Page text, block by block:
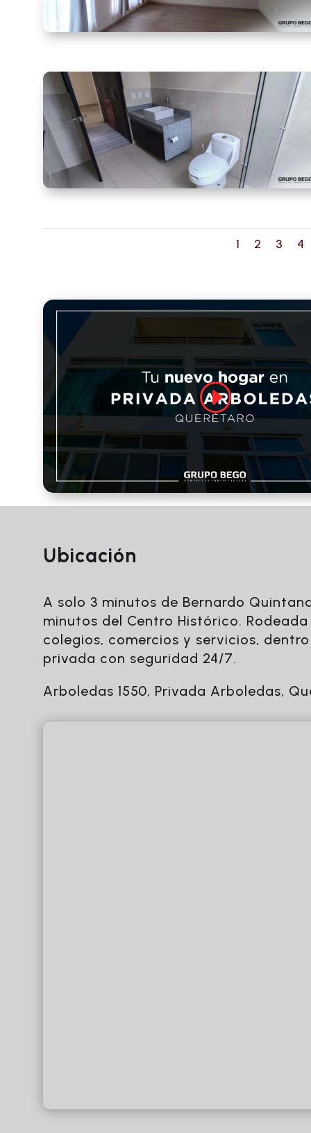
1 2 3 4
Ubicación
A solo 3 minutos de Bernardo
minutos del Centro Histórico.
colegios, comercios y servicios,
privada con seguridad 24/7.
Arboledas 1550, Privada Arboledas,